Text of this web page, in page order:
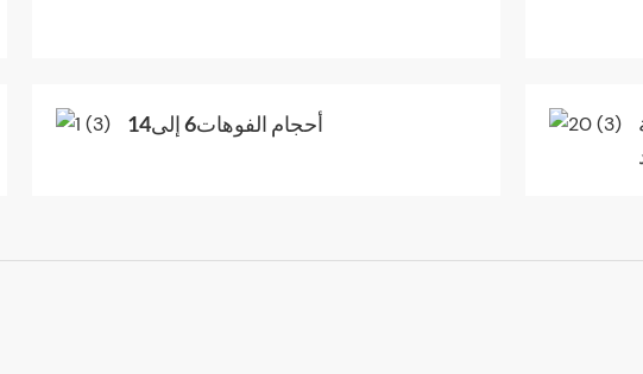
أحجام الفوهات6 إلى14